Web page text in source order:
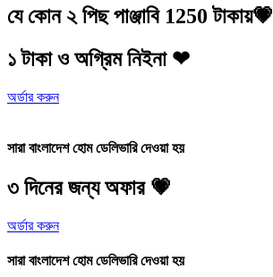
যে কোন ২ পিছ পাঞ্জাবি 1250 টাকায়💗
১ টাকা ও অগ্রিম নিইনা ❤
অর্ডার করুন
সারা বাংলাদেশ হোম ডেলিভারি দেওয়া হয়
৩ দিনের জন্য অফার 💗
অর্ডার করুন
সারা বাংলাদেশ হোম ডেলিভারি দেওয়া হয়